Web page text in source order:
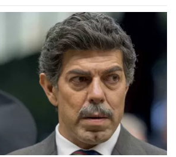
FACEBOOK
è il canale del portale
al mondo della
dello spettacolo e del gossip.